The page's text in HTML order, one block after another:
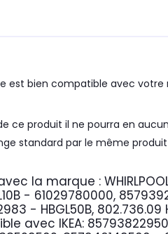
est bien compatible avec
ce produit il ne pourra en
standard par le même
la marque :
- 61029780000,
- HBGL50B,
avec IKEA: